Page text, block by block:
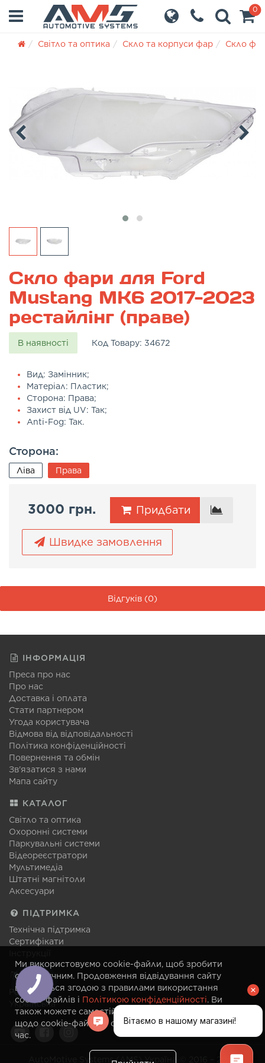
Ми використовуємо cookie-файли, щоб зробити
сайт зручним. Продовження відвідування сайту
вважається згодою з правилами використання
cookie-файлів і Політикою конфіденційності. Ви
також можете самостійно змінити налаштування
щодо cookie-файлів у своєму браузері в будь-який
час.
0
Світло та оптика Скло та корпуси фар Скло
Скло фари для Ford
Mustang MK6 2017-2023
рестайлінг (праве)
В наявності Код Товару: 34672
Вид: Замінник;
Матеріал: Пластик;
Сторона: Права;
Захист від UV: Так;
Anti-Fog: Так.
Сторона:
Ліва Права
3000 грн. Придбати
Швидке замовлення
Відгуків (0)
ІНФОРМАЦІЯ
Преса про нас
Про нас
Доставка і оплата
Стати партнером
Угода користувача
Відмова від відповідальності
Політика конфіденційності
Повернення та обмін
Зв'язатися з нами
Мапа сайту
КАТАЛОГ
Світло та оптика
Охоронні системи
Паркувальні системи
Відеореєстратори
Мультимедіа
Штатні магнітоли
Аксесуари
ПІДТРИМКА
Технічна підтримка
Сертифікати
МОВА
Російська
Українська
AutoMotive Systems (AMS) Україна © 2016 – 2026